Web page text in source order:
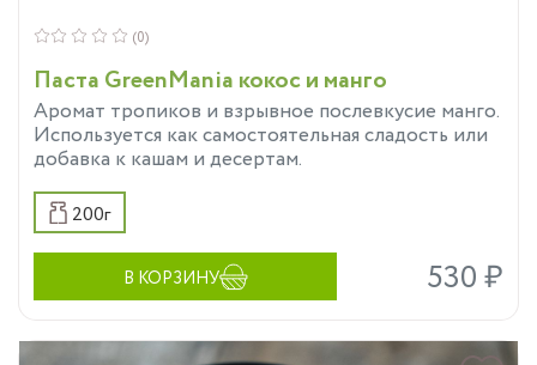
Паста GreenMania кокос и манго
Аромат тропиков и взрывное послевкусие манго.
Используется как самостоятельная сладость или
добавка к кашам и десертам.
(0)
200г
В КОРЗИНУ 530 ₽